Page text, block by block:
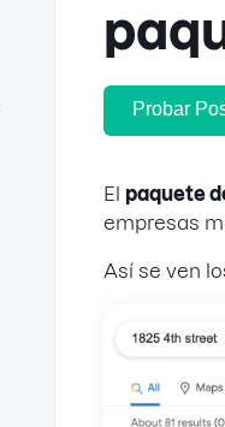
Probar
El paquete
empresas
Así se ven